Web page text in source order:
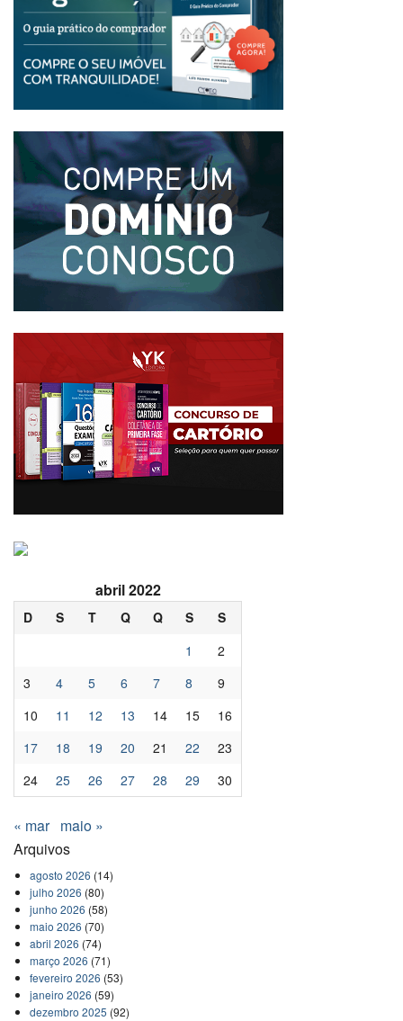
abril 2022
D S T Q Q S
S
1
2
3
4 5 6 7 8
9
10
11 12 13 14 15
16
17
18 19 20 21 22
23
24
25 26 27 28 29 30
« mar maio »
Arquivos
agosto 2026 (14)
julho 2026 (80)
junho 2026 (58)
maio 2026 (70)
abril 2026 (74)
março 2026 (71)
fevereiro 2026 (53)
janeiro 2026 (59)
dezembro 2025 (92)